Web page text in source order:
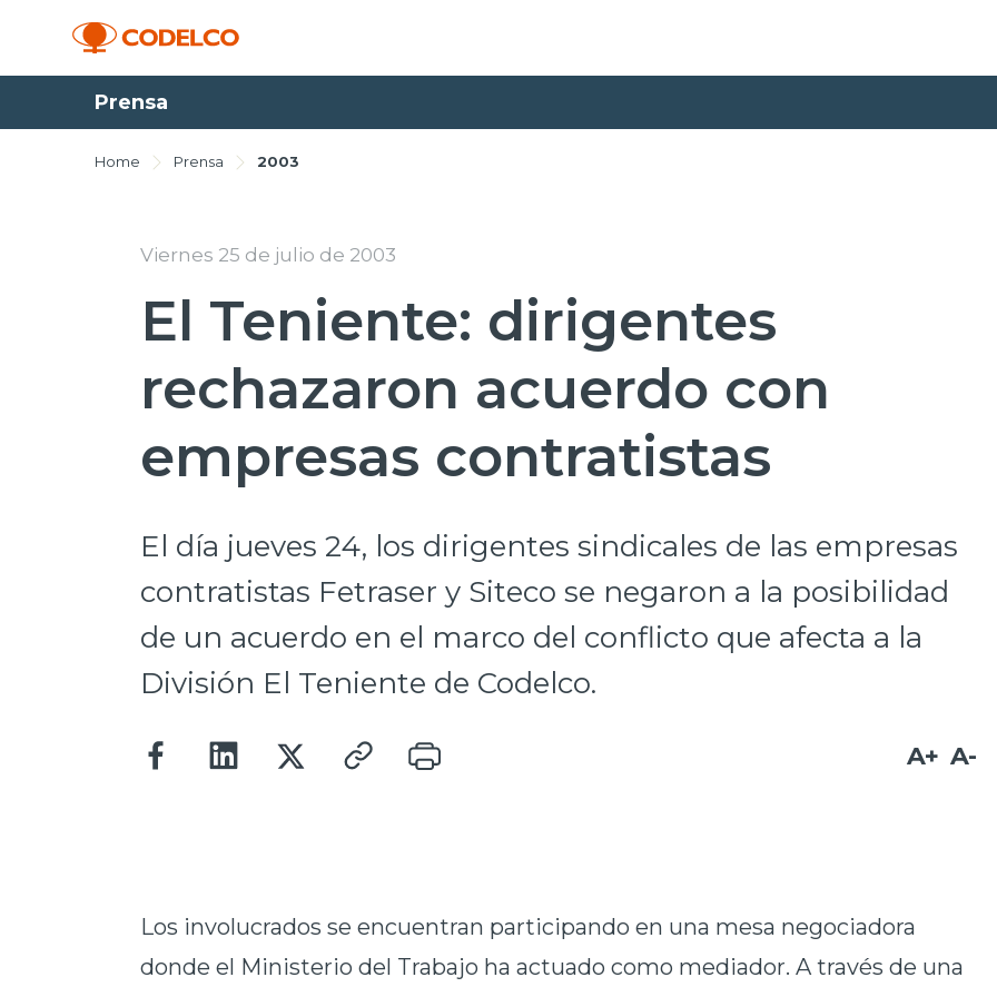
Prensa
Home Prensa 2003
Viernes 25 de julio de 2003
El Teniente: dirigentes
rechazaron acuerdo con
empresas contratistas
El día jueves 24, los dirigentes sindicales de las empresas
contratistas Fetraser y Siteco se negaron a la posibilidad
de un acuerdo en el marco del conflicto que afecta a la
División El Teniente de Codelco.
A+ A-
Los involucrados se encuentran participando en una mesa negociadora
donde el Ministerio del Trabajo ha actuado como mediador. A través de una